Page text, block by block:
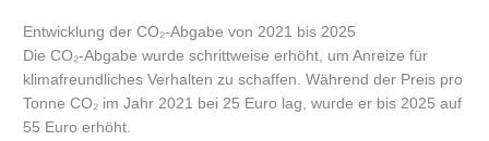
Entwicklung der CO₂-Abgabe von 2021 bis 2025
Die CO₂-Abgabe wurde schrittweise erhöht, um Anreize für
klimafreundliches Verhalten zu schaffen. Während der Preis pro
Tonne CO₂ im Jahr 2021 bei 25 Euro lag, wurde er bis 2025 auf
55 Euro erhöht.